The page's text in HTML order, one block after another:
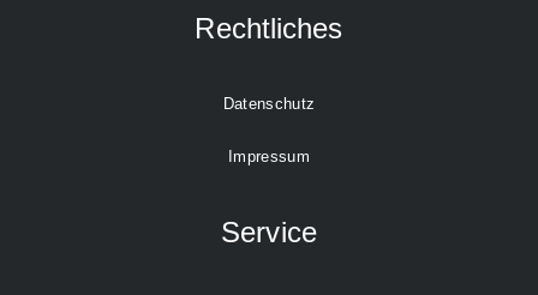
Rechtliches
Datenschutz
Impressum
Service